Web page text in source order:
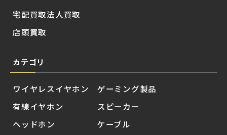
宅配買取
店頭買取
法人買取
カテゴリ
ワイヤレスイヤホン
有線イヤホン
ヘッドホン
ゲーミング製品
スピーカー
ケーブル